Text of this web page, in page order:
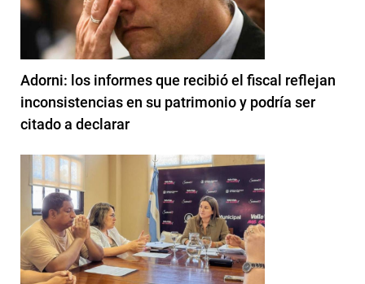
Adorni: los informes que recibió el fiscal reflejan
inconsistencias en su patrimonio y podría ser
citado a declarar